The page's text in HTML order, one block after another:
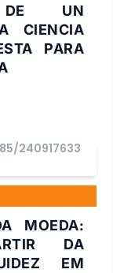
DE UN
CIENCIA
PARA
240917633
MOEDA:
DA
EM